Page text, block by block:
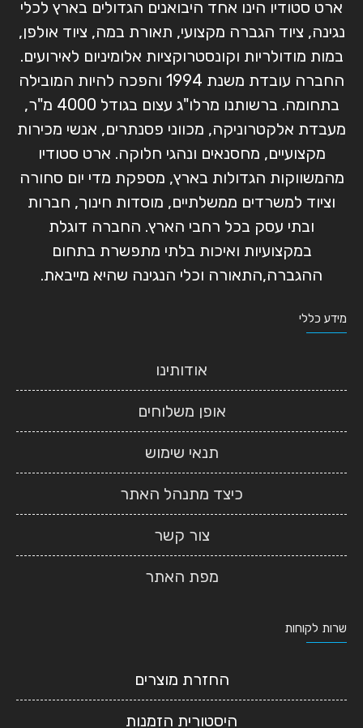
ארט סטודיו הינו אחד היבואנים הגדולים בארץ לכלי
נגינה, ציוד הגברה מקצועי, תאורת במה, ציוד אולפן,
במות מודולריות וקונסטרוקציות אלומיניום לאירועים.
החברה עובדת משנת 1994 והפכה להיות המובילה
בתחומה. ברשותנו מרלו"ג עצום בגודל 4000 מ"ר,
מעבדת אלקטרוניקה, מכווני פסנתרים, אנשי מכירות
מקצועיים, מחסנאים ונהגי חלוקה. ארט סטודיו
מהמשווקות הגדולות בארץ, מספקת מדי יום סחורה
וציוד למשרדים ממשלתיים, מוסדות חינוך, חברות
ובתי עסק בכל רחבי הארץ. החברה דוגלת
במקצועיות ואיכות בלתי מתפשרת בתחום
ההגברה,התאורה וכלי הנגינה שהיא מייבאת.
מידע כללי
אודותינו
אופן משלוחים
תנאי שימוש
כיצד מתנהל האתר
צור קשר
מפת האתר
שרות לקוחות
החזרת מוצרים
היסטורית הזמנות